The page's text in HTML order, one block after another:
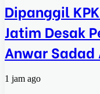
Dipanggil
Jatim Desak
Anwar Sadad
1 jam ago